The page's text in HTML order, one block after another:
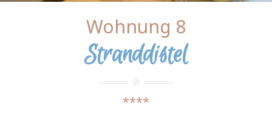
Wohnung 8
Stranddistel
****